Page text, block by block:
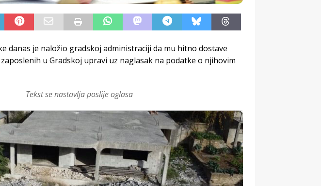
danas je naložio gradskoj administraciji da mu hitno dostave
u Gradskoj upravi uz naglasak na podatke o njihovim
Tekst se nastavlja poslije oglasa